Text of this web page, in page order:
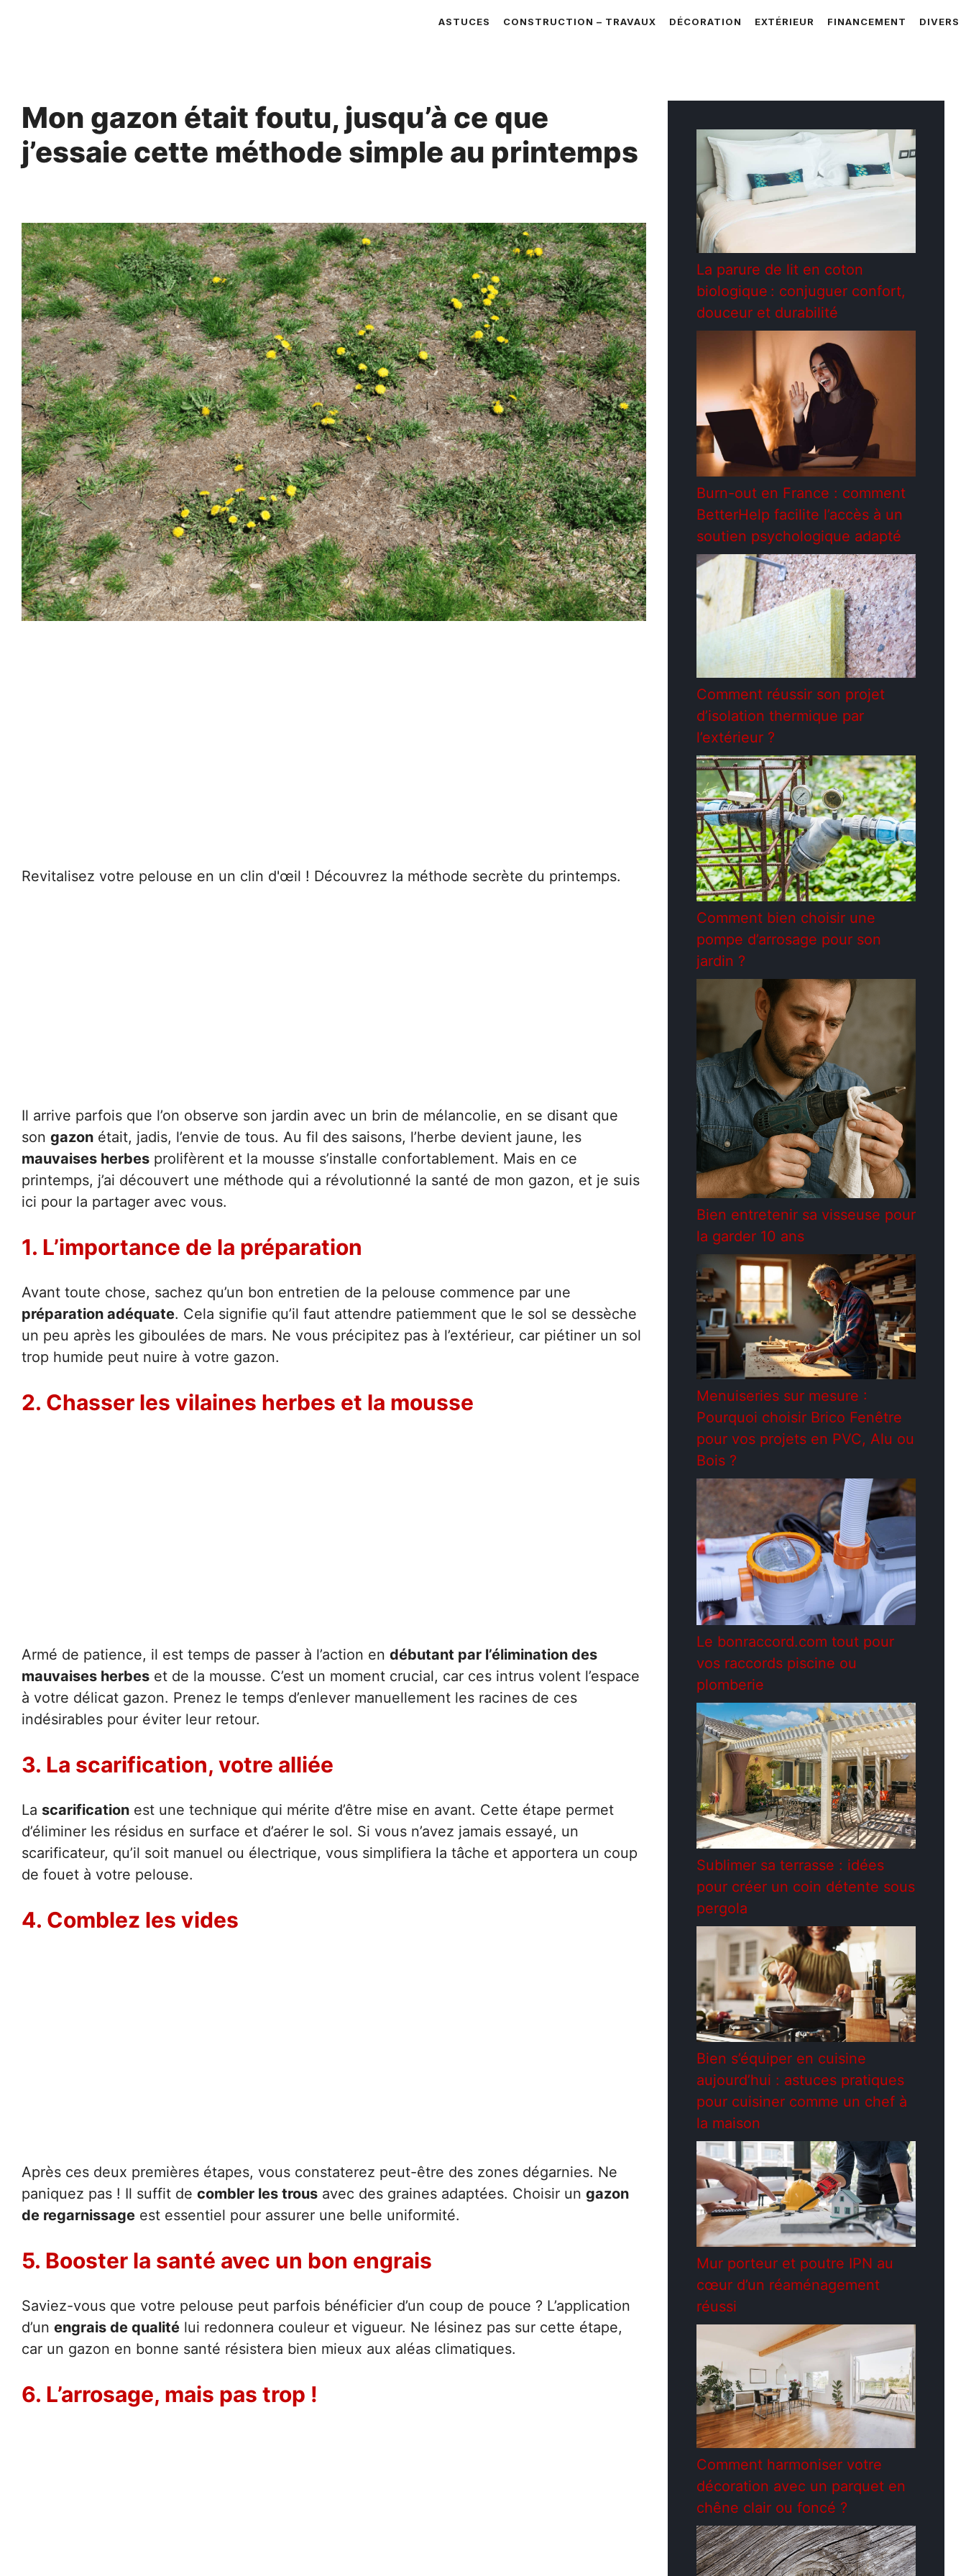
ASTUCES CONSTRUCTION – TRAVAUX DÉCORATION EXTÉRIEUR FINANCEMENT DIVERS
Mon gazon était foutu, jusqu’à ce que
j’essaie cette méthode simple au printemps
Revitalisez votre pelouse en un clin d'œil ! Découvrez la méthode secrète du printemps.
Il arrive parfois que l’on observe son jardin avec un brin de mélancolie, en se disant que
son gazon était, jadis, l’envie de tous. Au fil des saisons, l’herbe devient jaune, les
mauvaises herbes prolifèrent et la mousse s’installe confortablement. Mais en ce
printemps, j’ai découvert une méthode qui a révolutionné la santé de mon gazon, et je suis
ici pour la partager avec vous.
1. L’importance de la préparation
Avant toute chose, sachez qu’un bon entretien de la pelouse commence par une
préparation adéquate. Cela signifie qu’il faut attendre patiemment que le sol se dessèche
un peu après les giboulées de mars. Ne vous précipitez pas à l’extérieur, car piétiner un sol
trop humide peut nuire à votre gazon.
2. Chasser les vilaines herbes et la mousse
Armé de patience, il est temps de passer à l’action en débutant par l’élimination des
mauvaises herbes et de la mousse. C’est un moment crucial, car ces intrus volent l’espace
à votre délicat gazon. Prenez le temps d’enlever manuellement les racines de ces
indésirables pour éviter leur retour.
3. La scarification, votre alliée
La scarification est une technique qui mérite d’être mise en avant. Cette étape permet
d’éliminer les résidus en surface et d’aérer le sol. Si vous n’avez jamais essayé, un
scarificateur, qu’il soit manuel ou électrique, vous simplifiera la tâche et apportera un coup
de fouet à votre pelouse.
4. Comblez les vides
Après ces deux premières étapes, vous constaterez peut-être des zones dégarnies. Ne
paniquez pas ! Il suffit de combler les trous avec des graines adaptées. Choisir un gazon
de regarnissage est essentiel pour assurer une belle uniformité.
5. Booster la santé avec un bon engrais
Saviez-vous que votre pelouse peut parfois bénéficier d’un coup de pouce ? L’application
d’un engrais de qualité lui redonnera couleur et vigueur. Ne lésinez pas sur cette étape,
car un gazon en bonne santé résistera bien mieux aux aléas climatiques.
6. L’arrosage, mais pas trop !
La parure de lit en coton
biologique : conjuguer confort,
douceur et durabilité
Burn-out en France : comment
BetterHelp facilite l’accès à un
soutien psychologique adapté
Comment réussir son projet
d’isolation thermique par
l’extérieur ?
Comment bien choisir une
pompe d’arrosage pour son
jardin ?
Bien entretenir sa visseuse pour
la garder 10 ans
Menuiseries sur mesure :
Pourquoi choisir Brico Fenêtre
pour vos projets en PVC, Alu ou
Bois ?
Le bonraccord.com tout pour
vos raccords piscine ou
plomberie
Sublimer sa terrasse : idées
pour créer un coin détente sous
pergola
Bien s’équiper en cuisine
aujourd’hui : astuces pratiques
pour cuisiner comme un chef à
la maison
Mur porteur et poutre IPN au
cœur d’un réaménagement
réussi
Comment harmoniser votre
décoration avec un parquet en
chêne clair ou foncé ?